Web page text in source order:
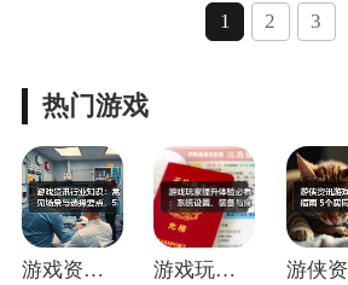
1 2 3
热门游戏
游戏资讯行业知识：常见场景与选择要点，5 游戏玩家提升体验必看：系统设置、装备与操